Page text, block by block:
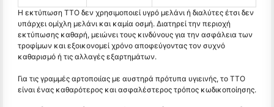
Η εκτύπωση TTO δεν χρησιμοποιεί υγρό μελάνι ή διαλύτες έτσι δεν
υπάρχει ομίχλη μελάνι και καμία οσμή. Διατηρεί την περιοχή
εκτύπωσης καθαρή, μειώνει τους κινδύνους για την ασφάλεια των
τροφίμων και εξοικονομεί χρόνο αποφεύγοντας τον συχνό
καθαρισμό ή τις αλλαγές εξαρτημάτων.
Για τις γραμμές αρτοποιίας με αυστηρά πρότυπα υγιεινής, το TTO
είναι ένας καθαρότερος και ασφαλέστερος τρόπος κωδικοποίησης.